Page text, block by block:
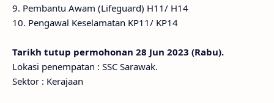
9. Pembantu Awam (Lifeguard) H11/ H14
10. Pengawal Keselamatan KP11/ KP14
Tarikh tutup permohonan 28 Jun 2023 (Rabu).
Lokasi penempatan : SSC Sarawak.
Sektor : Kerajaan